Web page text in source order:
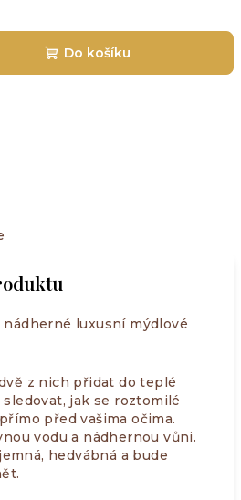
Do košíku
luxusní mýdlové
z nich přidat do teplé
jak se roztomilé
před vašima očima.
vodu a nádhernou vůni.
hedvábná a bude